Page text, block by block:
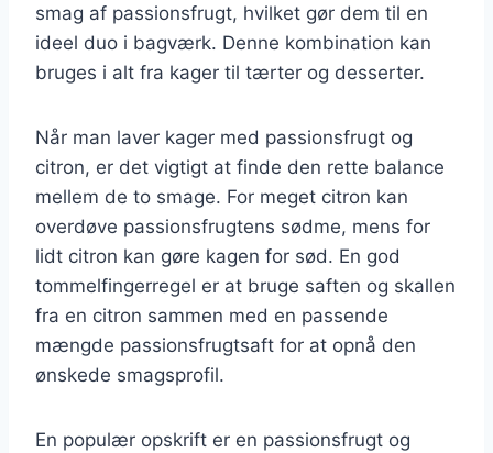
smag af passionsfrugt, hvilket gør dem til en
ideel duo i bagværk. Denne kombination kan
bruges i alt fra kager til tærter og desserter.
Når man laver kager med passionsfrugt og
citron, er det vigtigt at finde den rette balance
mellem de to smage. For meget citron kan
overdøve passionsfrugtens sødme, mens for
lidt citron kan gøre kagen for sød. En god
tommelfingerregel er at bruge saften og skallen
fra en citron sammen med en passende
mængde passionsfrugtsaft for at opnå den
ønskede smagsprofil.
En populær opskrift er en passionsfrugt og